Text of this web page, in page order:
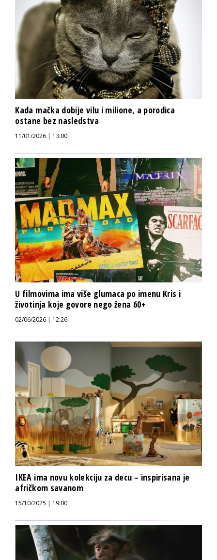
Kada mačka dobije vilu i milione, a porodica
ostane bez nasledstva
11/01/2026 | 13:00
U filmovima ima više glumaca po imenu Kris i
životinja koje govore nego žena 60+
02/06/2026 | 12:26
IKEA ima novu kolekciju za decu – inspirisana je
afričkom savanom
15/10/2025 | 19:00